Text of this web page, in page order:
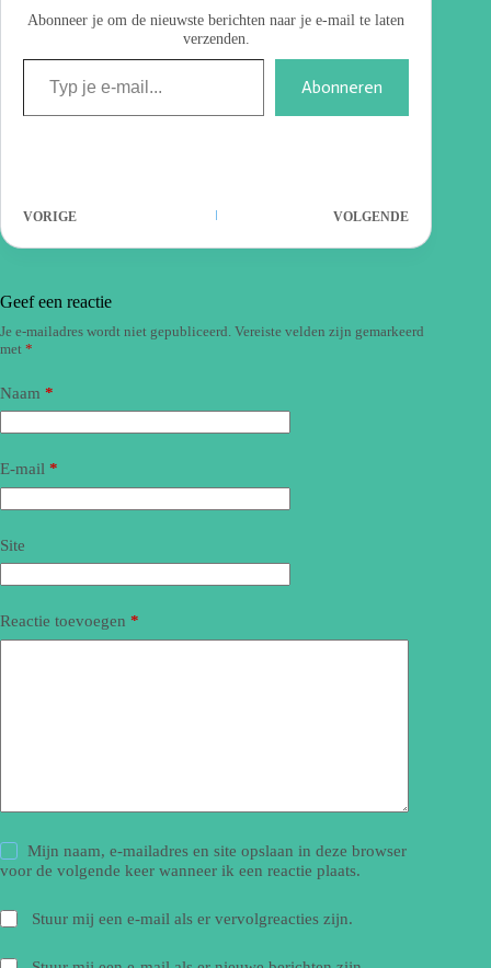
Abonneer je om de nieuwste berichten naar je e-mail te laten
verzenden.
Abonneren
VORIGE VOLGENDE
Geef een reactie
Je e-mailadres wordt niet gepubliceerd. Vereiste velden zijn gemarkeerd
met *
Naam *
E-mail *
Site
Reactie toevoegen *
Mijn naam, e-mailadres en site opslaan in deze browser
voor de volgende keer wanneer ik een reactie plaats.
Stuur mij een e-mail als er vervolgreacties zijn.